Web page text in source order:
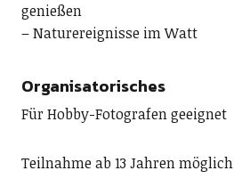
genießen
– Naturereignisse im Watt
Organisatorisches
Für Hobby-Fotografen geeignet
Teilnahme ab 13 Jahren möglich